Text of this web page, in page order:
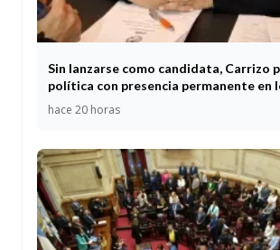
Sin lanzarse como candidata, Carrizo
política con presencia permanente en
hace 20 horas